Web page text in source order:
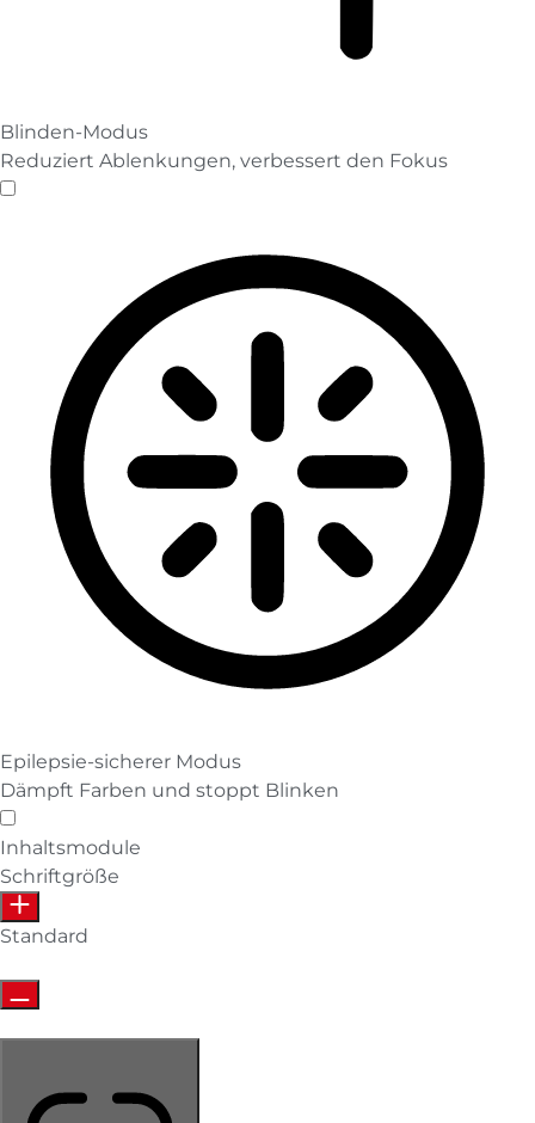
Blinden-Modus
Reduziert Ablenkungen, verbessert den Fokus
Blinden-Modus
Epilepsie-sicherer Modus
Dämpft Farben und stoppt Blinken
Epilepsie-sicherer Modus
Inhaltsmodule
Schriftgröße
Standard